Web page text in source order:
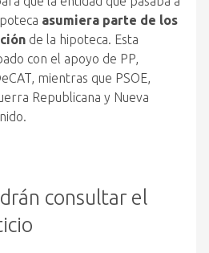
asumiera parte de los
de la hipoteca. Esta
con el apoyo de PP,
mientras que PSOE,
Republicana y Nueva
consultar el